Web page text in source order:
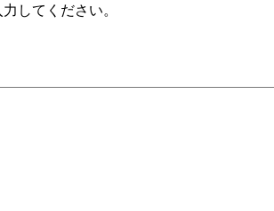
してください。